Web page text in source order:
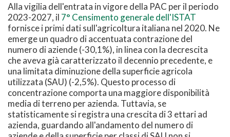
Alla vigilia dell'entrata in vigore della PAC per il periodo
2023-2027, il 7° Censimento generale dell'ISTAT
fornisce i primi dati sull'agricoltura italiana nel 2020. Ne
emerge un quadro di accentuata contrazione del
numero di aziende (-30,1%), in linea con la decrescita
che aveva già caratterizzato il decennio precedente, e
una limitata diminuzione della superficie agricola
utilizzata (SAU) (-2,5%). Questo processo di
concentrazione comporta una maggiore disponibilità
media di terreno per azienda. Tuttavia, se
statisticamente si registra una crescita di 3 ettari ad
azienda, guardando all'andamento del numero di